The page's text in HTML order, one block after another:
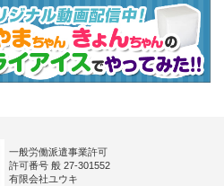
一般労働派遣事業許可
許可番号 般 27-301552
有限会社ユウキ